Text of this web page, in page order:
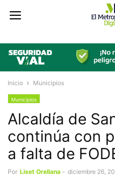
Inicio Municipios
Municipios
Alcaldía de
continúa con
a falta de
Por Liset Orellana - diciembre 26,